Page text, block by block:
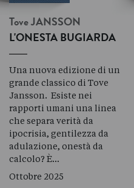
Tove JANSSON
L'ONESTA BUGIARDA
Una nuova edizione di un
grande classico di Tove
Jansson. Esiste nei
rapporti umani una linea
che separa verità da
ipocrisia, gentilezza da
adulazione, onestà da
calcolo? È…
Ottobre 2025